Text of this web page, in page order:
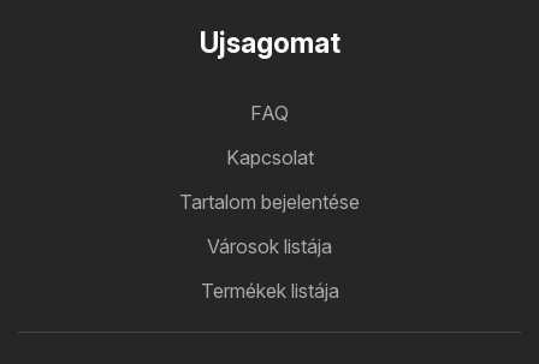
Ujsagomat
FAQ
Kapcsolat
Tartalom bejelentése
Városok listája
Termékek listája